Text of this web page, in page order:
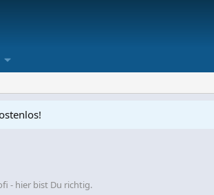
- hier bist Du richtig.